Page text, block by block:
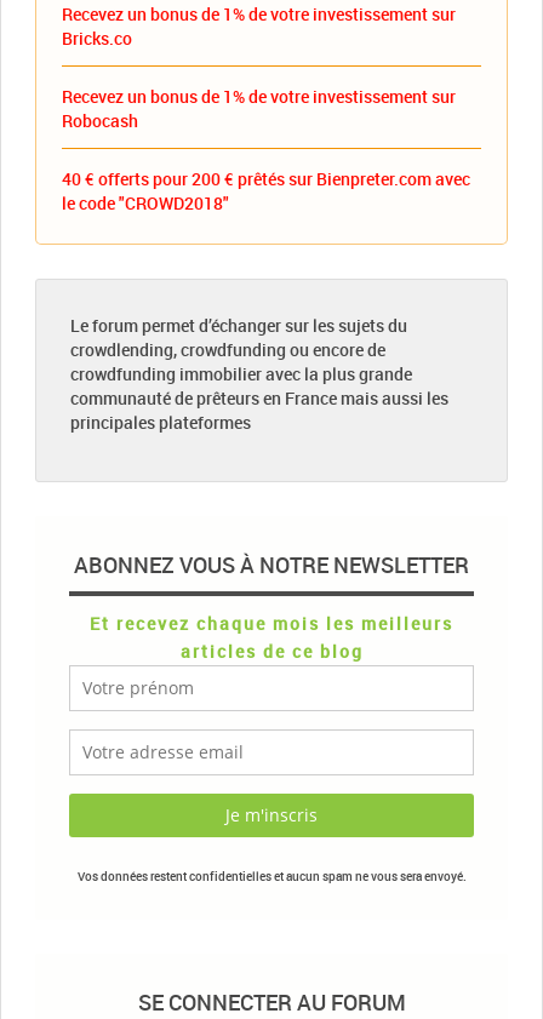
Recevez un bonus de 1% de votre investissement sur
Bricks.co
Recevez un bonus de 1% de votre investissement sur
Robocash
40 € offerts pour 200 € prêtés sur Bienpreter.com avec
le code "CROWD2018"
Le forum permet d’échanger sur les sujets du
crowdlending, crowdfunding ou encore de
crowdfunding immobilier avec la plus grande
communauté de prêteurs en France mais aussi les
principales plateformes
ABONNEZ VOUS À NOTRE NEWSLETTER
Et recevez chaque mois les meilleurs
articles de ce blog
Vos données restent confidentielles et aucun spam ne vous sera envoyé.
SE CONNECTER AU FORUM